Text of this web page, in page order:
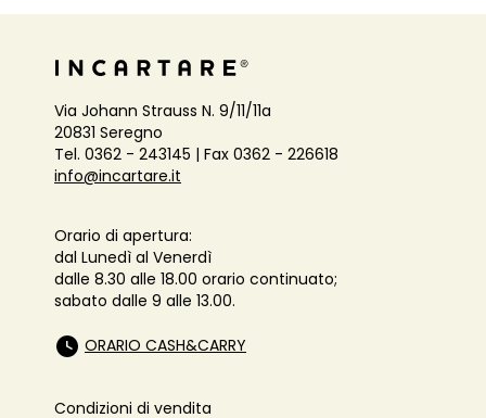
Via Johann Strauss N. 9/11/11a
20831 Seregno
Tel. 0362 - 243145 | Fax 0362 - 226618
info@incartare.it
Orario di apertura:
dal Lunedì al Venerdì
dalle 8.30 alle 18.00 orario continuato;
sabato dalle 9 alle 13.00.
ORARIO CASH&CARRY
Condizioni di vendita